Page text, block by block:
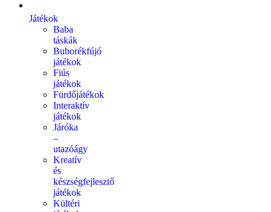
Játékok
Baba
táskák
Buborékfújó
játékok
Fiús
játékok
Fürdőjátékok
Interaktív
játékok
Járóka
–
utazóágy
Kreatív
és
készségfejlesztő
játékok
Kültéri